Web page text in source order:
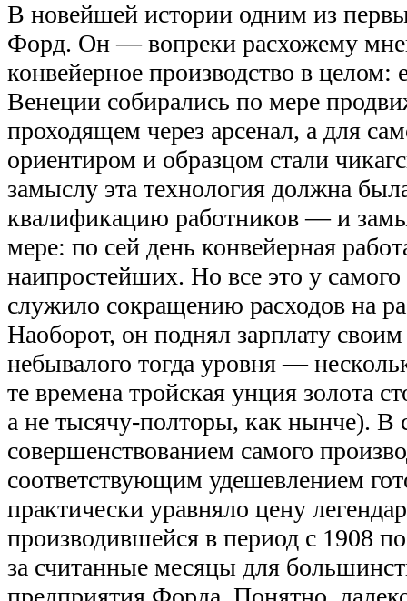
В новейшей истории одним из
Форд. Он — вопреки расхожему
конвейерное производство в целом:
Венеции собирались по мере
проходящем через арсенал, а для
ориентиром и образцом стали
замыслу эта технология должна
квалификацию работников — и
мере: по сей день конвейерная
наипростейших. Но все это у
служило сокращению расходов на
Наоборот, он поднял зарплату
небывалого тогда уровня —
те времена тройская унция золота
а не тысячу-полторы, как нынче). В
совершенствованием самого
соответствующим удешевлением
практически уравняло цену
производившейся в период с 1908
за считанные месяцы для